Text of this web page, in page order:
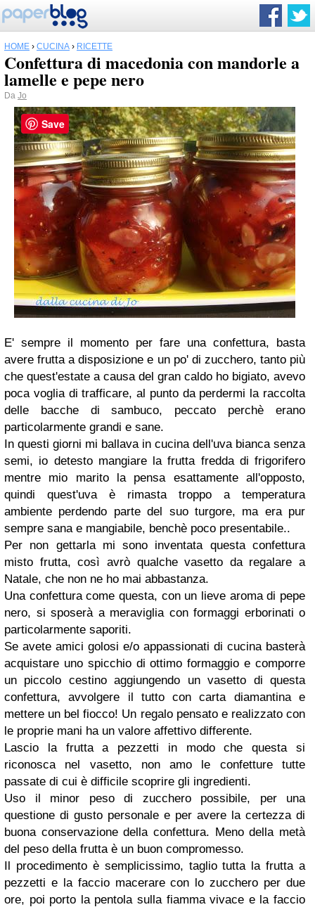
HOME › CUCINA › RICETTE
Confettura di macedonia con mandorle a
lamelle e pepe nero
Da Jo
E' sempre il momento per fare una confettura, basta
avere frutta a disposizione e un po' di zucchero, tanto più
che quest'estate a causa del gran caldo ho bigiato, avevo
poca voglia di trafficare, al punto da perdermi la raccolta
delle bacche di sambuco, peccato perchè erano
particolarmente grandi e sane.
In questi giorni mi ballava in cucina dell'uva bianca senza
semi, io detesto mangiare la frutta fredda di frigorifero
mentre mio marito la pensa esattamente all'opposto,
quindi quest'uva è rimasta troppo a temperatura
ambiente perdendo parte del suo turgore, ma era pur
sempre sana e mangiabile, benchè poco presentabile..
Per non gettarla mi sono inventata questa confettura
misto frutta, così avrò qualche vasetto da regalare a
Natale, che non ne ho mai abbastanza.
Una confettura come questa, con un lieve aroma di pepe
nero, si sposerà a meraviglia con formaggi erborinati o
particolarmente saporiti.
Se avete amici golosi e/o appassionati di cucina basterà
acquistare uno spicchio di ottimo formaggio e comporre
un piccolo cestino aggiungendo un vasetto di questa
confettura, avvolgere il tutto con carta diamantina e
mettere un bel fiocco! Un regalo pensato e realizzato con
le proprie mani ha un valore affettivo differente.
Lascio la frutta a pezzetti in modo che questa si
riconosca nel vasetto, non amo le confetture tutte
passate di cui è difficile scoprire gli ingredienti.
Uso il minor peso di zucchero possibile, per una
questione di gusto personale e per avere la certezza di
buona conservazione della confettura. Meno della metà
del peso della frutta è un buon compromesso.
Il procedimento è semplicissimo, taglio tutta la frutta a
pezzetti e la faccio macerare con lo zucchero per due
ore, poi porto la pentola sulla fiamma vivace e la faccio
Save